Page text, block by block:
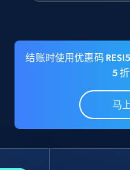
结账时使用优惠码
5
马